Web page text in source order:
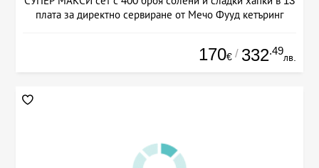
плата за директно сервиране от Мечо Фууд кетъринг
170€ / 332.49
лв.